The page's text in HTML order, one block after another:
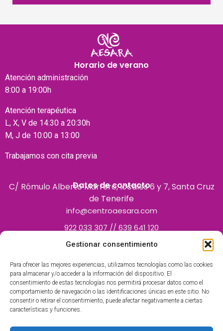
Gestionar consentimiento
Para ofrecer las mejores experiencias, utilizamos tecnologías como las cookies
para almacenar y/o acceder a la información del dispositivo. El
consentimiento de estas tecnologías nos permitirá procesar datos como el
comportamiento de navegación o las identificaciones únicas en este sitio. No
consentir o retirar el consentimiento, puede afectar negativamente a ciertas
características y funciones.
Horario de verano
Atención administración
8:00 a 19:00h
Atención terapéutica
L, X, V de 14:30 a 20:30h
M, J de 10:00 a 13:00
Trabajamos con cita previa
Datos de contacto
C/ Rómulo Alberto Marrero, locales 6 y 7, Santa Cruz
de Tenerife
info@centroaesara.com
922 033 307 // 639 641 120
Autorizados por el Servicio Canario de la Salud como centro